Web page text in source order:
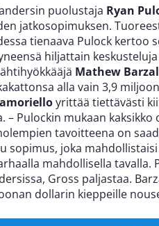
puolustaja Ryan
jatkosopimuksen.
tienaava Pulock kertoo
hiljattain
Mathew
alla vain 3,9
yrittää tiettävästi
– Pulockin mukaan
tavoitteena on
sopimus, joka
mahdollisella
Gross paljastaa.
dollarin kieppeille